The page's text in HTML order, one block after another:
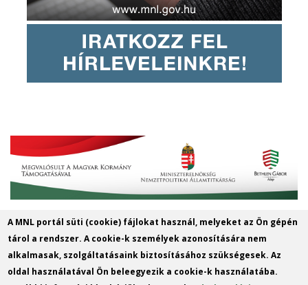
MNL Szabolcs-Szatmár-Bereg
Vármegyei Levéltára
Cím: 4400 Nyíregyháza, Széchenyi u. 4.
A MNL portál süti (cookie) fájlokat használ, melyeket az Ön gépén
tárol a rendszer. A cookie-k személyek azonosítására nem
alkalmasak, szolgáltatásaink biztosításához szükségesek. Az
oldal használatával Ön beleegyezik a cookie-k használatába.